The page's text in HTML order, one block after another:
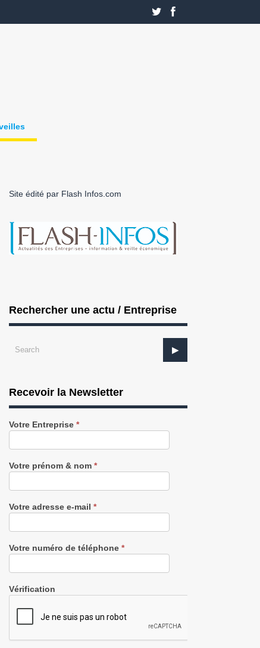
: Singulier fusionne
DEFENSE / TECHNOLOGIE : Unac
Site édité par Flash Infos.com
Rechercher une actu / Entreprise
Recevoir la Newsletter
Recevez
notre
gratuitement
Votre Entreprise *
Votre prénom & nom *
Votre adresse e-mail *
Votre numéro de téléphone *
Vérification